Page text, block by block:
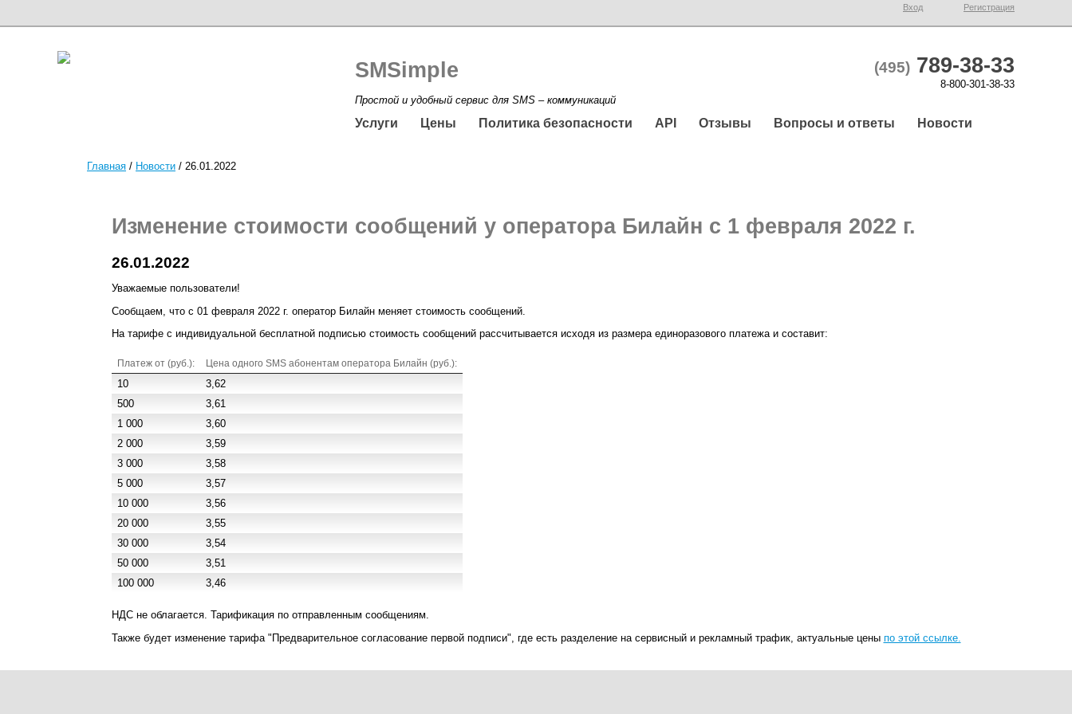
Вход Регистрация
SMSimple
Простой и удобный сервис для SMS – коммуникаций
(495) 789-38-33
8-800-301-38-33
Услуги Цены Политика безопасности API Отзывы Вопросы и ответы Новости
Главная / Новости / 26.01.2022
Изменение стоимости сообщений у оператора Билайн с 1 февраля 2022 г.
26.01.2022
Уважаемые пользователи!
Сообщаем, что с 01 февраля 2022 г. оператор Билайн меняет стоимость сообщений.
На тарифе с индивидуальной бесплатной подписью стоимость сообщений рассчитывается исходя из размера единоразового платежа и составит:
Платеж от (руб.): Цена одного SMS абонентам оператора Билайн (руб.):
10
3,62
500
3,61
1 000
3,60
2 000
3,59
3 000
3,58
5 000
3,57
10 000
3,56
20 000
3,55
30 000
3,54
50 000
3,51
100 000
3,46
НДС не облагается. Тарификация по отправленным сообщениям.
Также будет изменение тарифа "Предварительное согласование первой подписи", где есть разделение на сервисный и рекламный трафик, актуальные цены по этой ссылке.